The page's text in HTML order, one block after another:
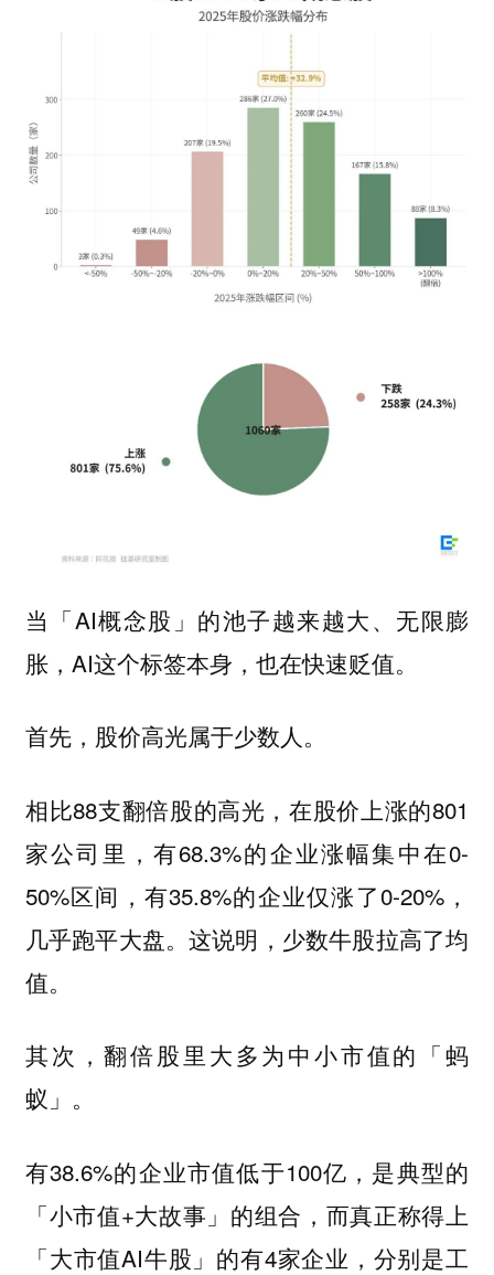
当「AI概念股」的池子越来越大、无限膨
胀，AI这个标签本身，也在快速贬值。
首先，股价高光属于少数人。
相比88支翻倍股的高光，在股价上涨的801
家公司里，有68.3%的企业涨幅集中在0-
50%区间，有35.8%的企业仅涨了0-20%，
几乎跑平大盘。这说明，少数牛股拉高了均
值。
其次，翻倍股里大多为中小市值的「蚂
蚁」。
有38.6%的企业市值低于100亿，是典型的
「小市值+大故事」的组合，而真正称得上
「大市值AI牛股」的有4家企业，分别是工